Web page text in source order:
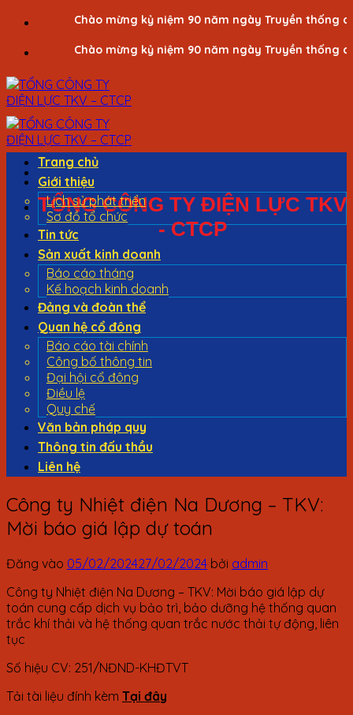
Chào mừng kỷ niệm 90 năm ngày Truyền thống
Chào mừng kỷ niệm 90 năm ngày Truyền thống
TỔNG CÔNG TY ĐIỆN LỰC TKV
- CTCP
VINACOMIN - POWER HOLDING CORPORATION
Trang chủ
Giới thiệu
Lịch sử phát triển
Sơ đồ tổ chức
Tin tức
Sản xuất kinh doanh
Báo cáo tháng
Kế hoạch kinh doanh
Đảng và đoàn thể
Quan hệ cổ đông
Báo cáo tài chính
Công bố thông tin
Đại hội cổ đông
Điều lệ
Quy chế
Văn bản pháp quy
Thông tin đấu thầu
Liên hệ
Công ty Nhiệt điện Na Dương – TKV:
Mời báo giá lập dự toán
Đăng vào 05/02/202427/02/2024 bởi admin
Công ty Nhiệt điện Na Dương – TKV: Mời báo giá lập dự
toán cung cấp dịch vụ bảo trì, bảo dưỡng hệ thống quan
trắc khí thải và hệ thống quan trắc nước thải tự động, liên
tục
Số hiệu CV: 251/NĐND-KHĐTVT
Tải tài liệu đính kèm Tại đây